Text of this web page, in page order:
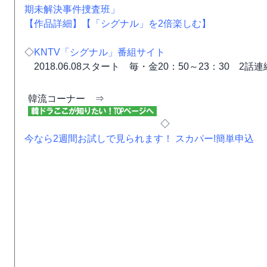
期未解決事件捜査班」
【作品詳細】
【「シグナル」を2倍楽しむ】
◇KNTV「シグナル」番組サイト
2018.06.08スタート 毎・金20：50～23：30 2話連
韓流コーナー ⇒
◇
今なら2週間お試しで見られます！ スカパー!簡単申込